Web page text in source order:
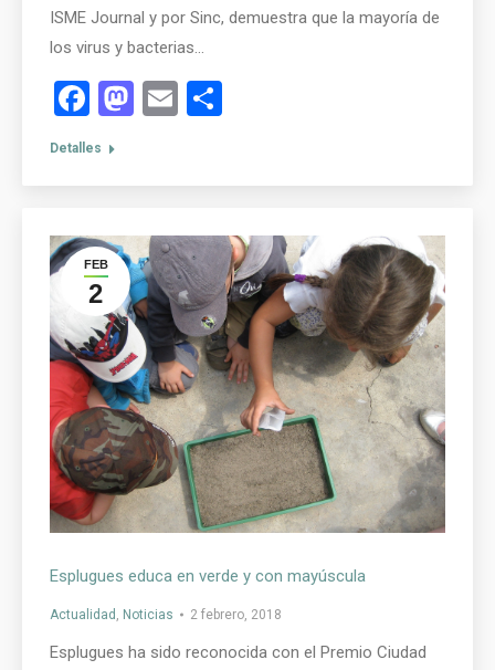
ISME Journal y por Sinc, demuestra que la mayoría de
los virus y bacterias…
Facebook
Mastodon
Email
Detalles
FEB
2
Esplugues educa en verde y con mayúscula
Actualidad Noticias 2 febrero, 2018
Esplugues ha sido reconocida con el Premio Ciudad